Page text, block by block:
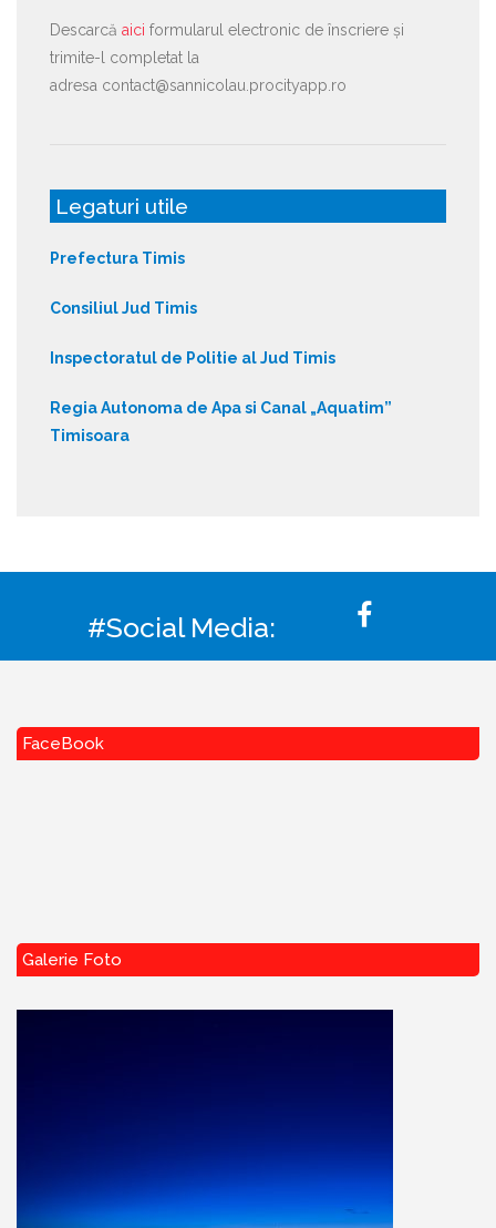
Descarcă aici formularul electronic de înscriere și
trimite-l completat la
adresa contact@sannicolau.procityapp.ro
Legaturi utile
Prefectura Timis
Consiliul Jud Timis
Inspectoratul de Politie al Jud Timis
Regia Autonoma de Apa si Canal „Aquatim”
Timisoara
#Social Media:
FaceBook
Galerie Foto